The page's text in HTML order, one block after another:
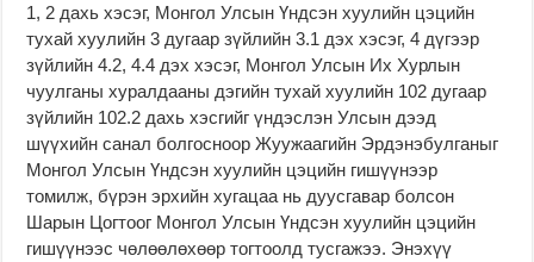
1, 2 дахь хэсэг, Монгол Улсын Үндсэн хуулийн цэцийн
тухай хуулийн 3 дугаар зүйлийн 3.1 дэх хэсэг, 4 дүгээр
зүйлийн 4.2, 4.4 дэх хэсэг, Монгол Улсын Их Хурлын
чуулганы хуралдааны дэгийн тухай хуулийн 102 дугаар
зүйлийн 102.2 дахь хэсгийг үндэслэн Улсын дээд
шүүхийн санал болгосноор Жуужаагийн Эрдэнэбулганыг
Монгол Улсын Үндсэн хуулийн цэцийн гишүүнээр
томилж, бүрэн эрхийн хугацаа нь дуусгавар болсон
Шарын Цогтоог Монгол Улсын Үндсэн хуулийн цэцийн
гишүүнээс чөлөөлөхөөр тогтоолд тусгажээ. Энэхүү